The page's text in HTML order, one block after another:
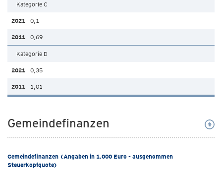
Kategorie C
0,1
0,69
Kategorie D
0,35
1,01
Gemeindefinanzen
Gemeindefinanzen (Angaben in 1.000 Euro - ausgenommen
Steuerkopfquote)